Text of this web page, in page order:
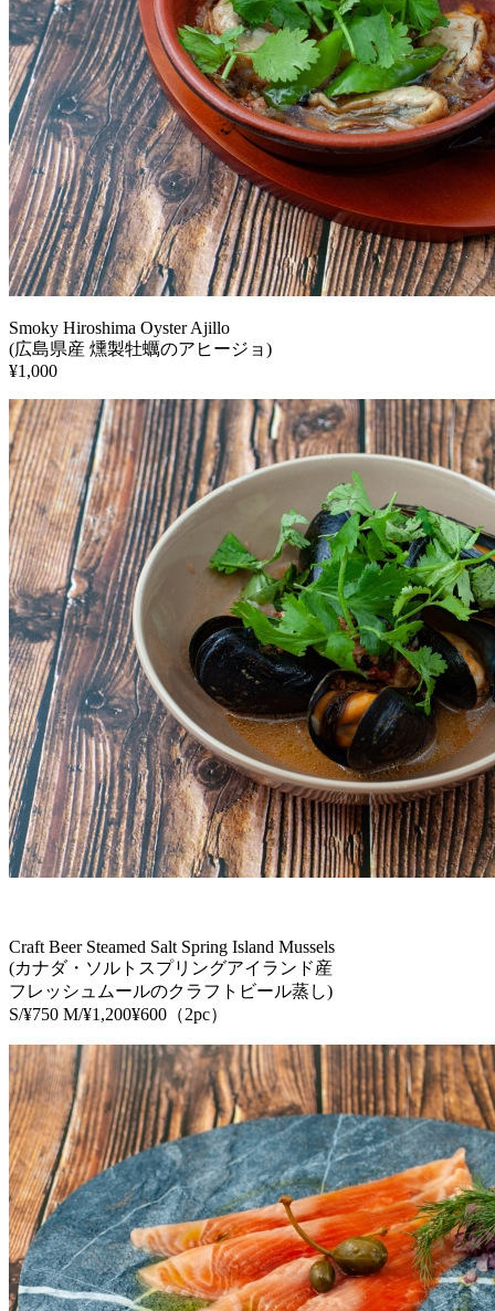
Smoky Hiroshima Oyster Ajillo
(広島県産 燻製牡蠣のアヒージョ)
¥1,000
Craft Beer Steamed Salt Spring Island Mussels
(カナダ・ソルトスプリングアイランド産
フレッシュムールのクラフトビール蒸し)
S/¥750 M/¥1,200¥600（2pc）